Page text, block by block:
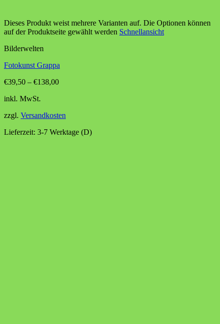
Dieses Produkt weist mehrere Varianten auf. Die Optionen können
auf der Produktseite gewählt werden Schnellansicht
Bilderwelten
Fotokunst Grappa
€39,50 – €138,00
inkl. MwSt.
zzgl. Versandkosten
Lieferzeit: 3-7 Werktage (D)